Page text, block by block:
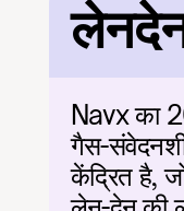
लेनदेन
Navx का
गैस-
केंद्रित है,